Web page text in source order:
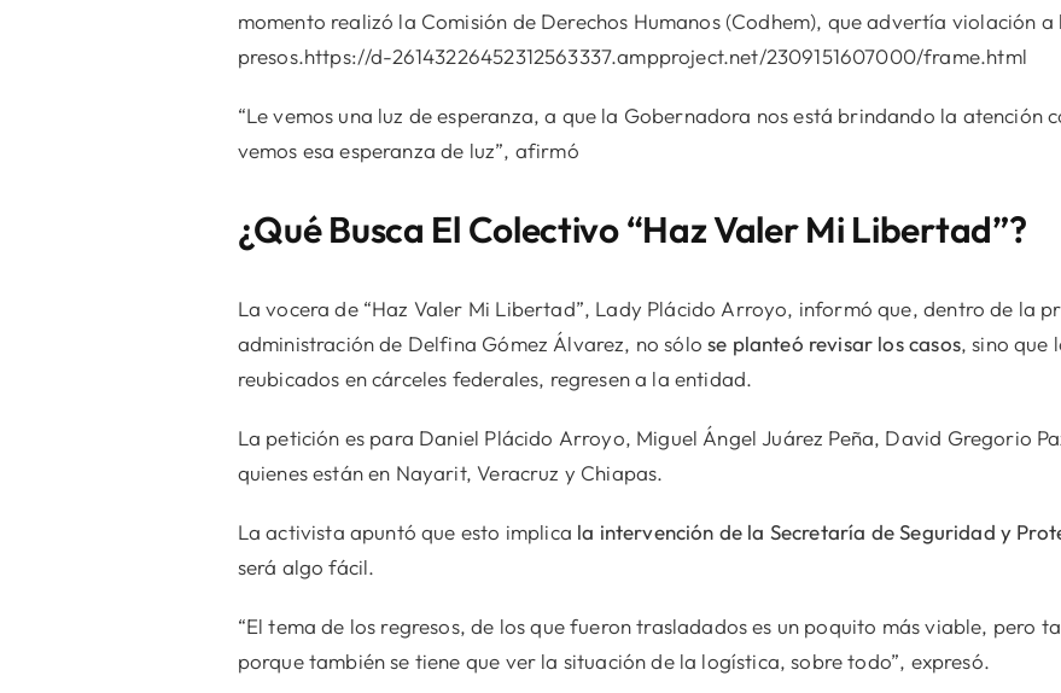
momento realizó la Comisión de Derechos Humanos (Codhem), que advertía violación a
presos.https://d-26143226452312563337.ampproject.net/2309151607000/frame.html
“Le vemos una luz de esperanza, a que la Gobernadora nos está brindando la atención
vemos esa esperanza de luz”, afirmó
¿Qué Busca El Colectivo “Haz Valer Mi Libertad”?
La vocera de “Haz Valer Mi Libertad”, Lady Plácido Arroyo, informó que, dentro de la
administración de Delfina Gómez Álvarez, no sólose planteó revisar los casos, sino que
reubicados en cárceles federales, regresen a la entidad.
La petición es para Daniel Plácido Arroyo, Miguel Ángel Juárez Peña, David Gregorio
quienes están en Nayarit, Veracruz y Chiapas.
La activista apuntó que esto implica la intervención de la Secretaría de Seguridad y
será algo fácil.
“El tema de los regresos, de los que fueron trasladados es un poquito más viable, pero
porque también se tiene que ver la situación de la logística, sobre todo”, expresó.